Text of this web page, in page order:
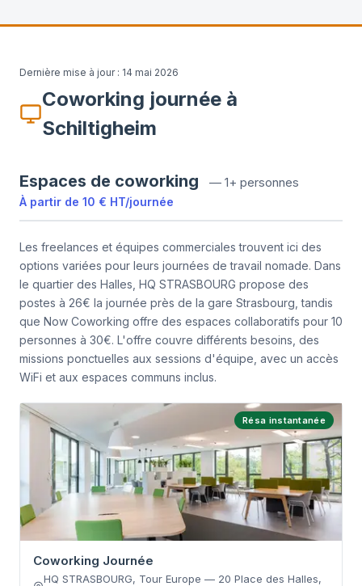
Dernière mise à jour : 14 mai 2026
Coworking journée à
Schiltigheim
Espaces de coworking — 1+ personnes
À partir de 10 € HT/journée
Les freelances et équipes commerciales trouvent ici des
options variées pour leurs journées de travail nomade. Dans
le quartier des Halles, HQ STRASBOURG propose des
postes à 26€ la journée près de la gare Strasbourg, tandis
que Now Coworking offre des espaces collaboratifs pour 10
personnes à 30€. L'offre couvre différents besoins, des
missions ponctuelles aux sessions d'équipe, avec un accès
WiFi et aux espaces communs inclus.
Résa instantanée
Coworking Journée
HQ STRASBOURG, Tour Europe — 20 Place des Halles,